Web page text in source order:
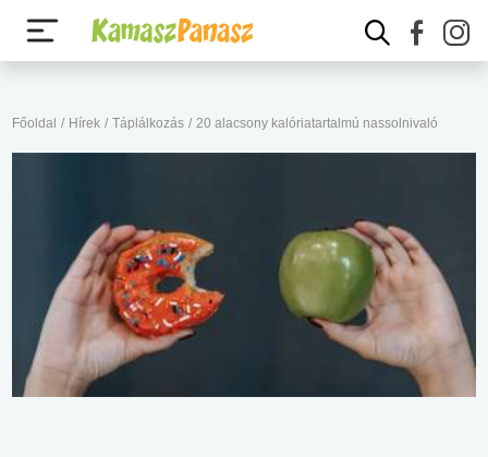
Főoldal / Hírek / Táplálkozás / 20 alacsony kalóriatartalmú nassolnivaló